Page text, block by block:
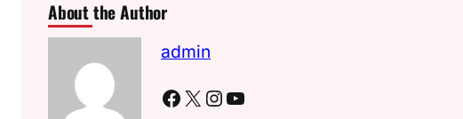
About the Author
admin
Facebook X Instagram YouTube